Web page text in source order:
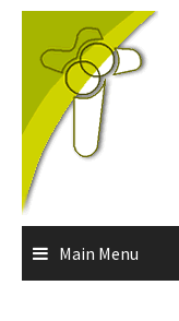
Skip
content
Main Menu